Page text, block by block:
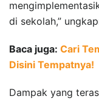
di sekolah,”
Baca juga: Cari
Disini Tempatnya!
Dampak yang